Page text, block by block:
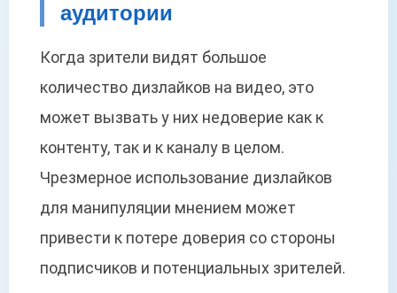
аудитории
Когда зрители видят большое
количество дизлайков на видео, это
может вызвать у них недоверие как к
контенту, так и к каналу в целом.
Чрезмерное использование дизлайков
для манипуляции мнением может
привести к потере доверия со стороны
подписчиков и потенциальных зрителей.